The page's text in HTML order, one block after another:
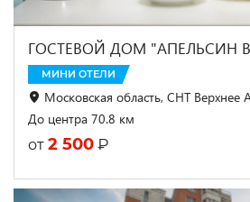
ГОСТЕВОЙ ДОМ "АПЕЛЬСИН
МИНИ ОТЕЛИ
Московская область, СНТ Верхнее
До центра 70.8 км
от 2 500 ₽